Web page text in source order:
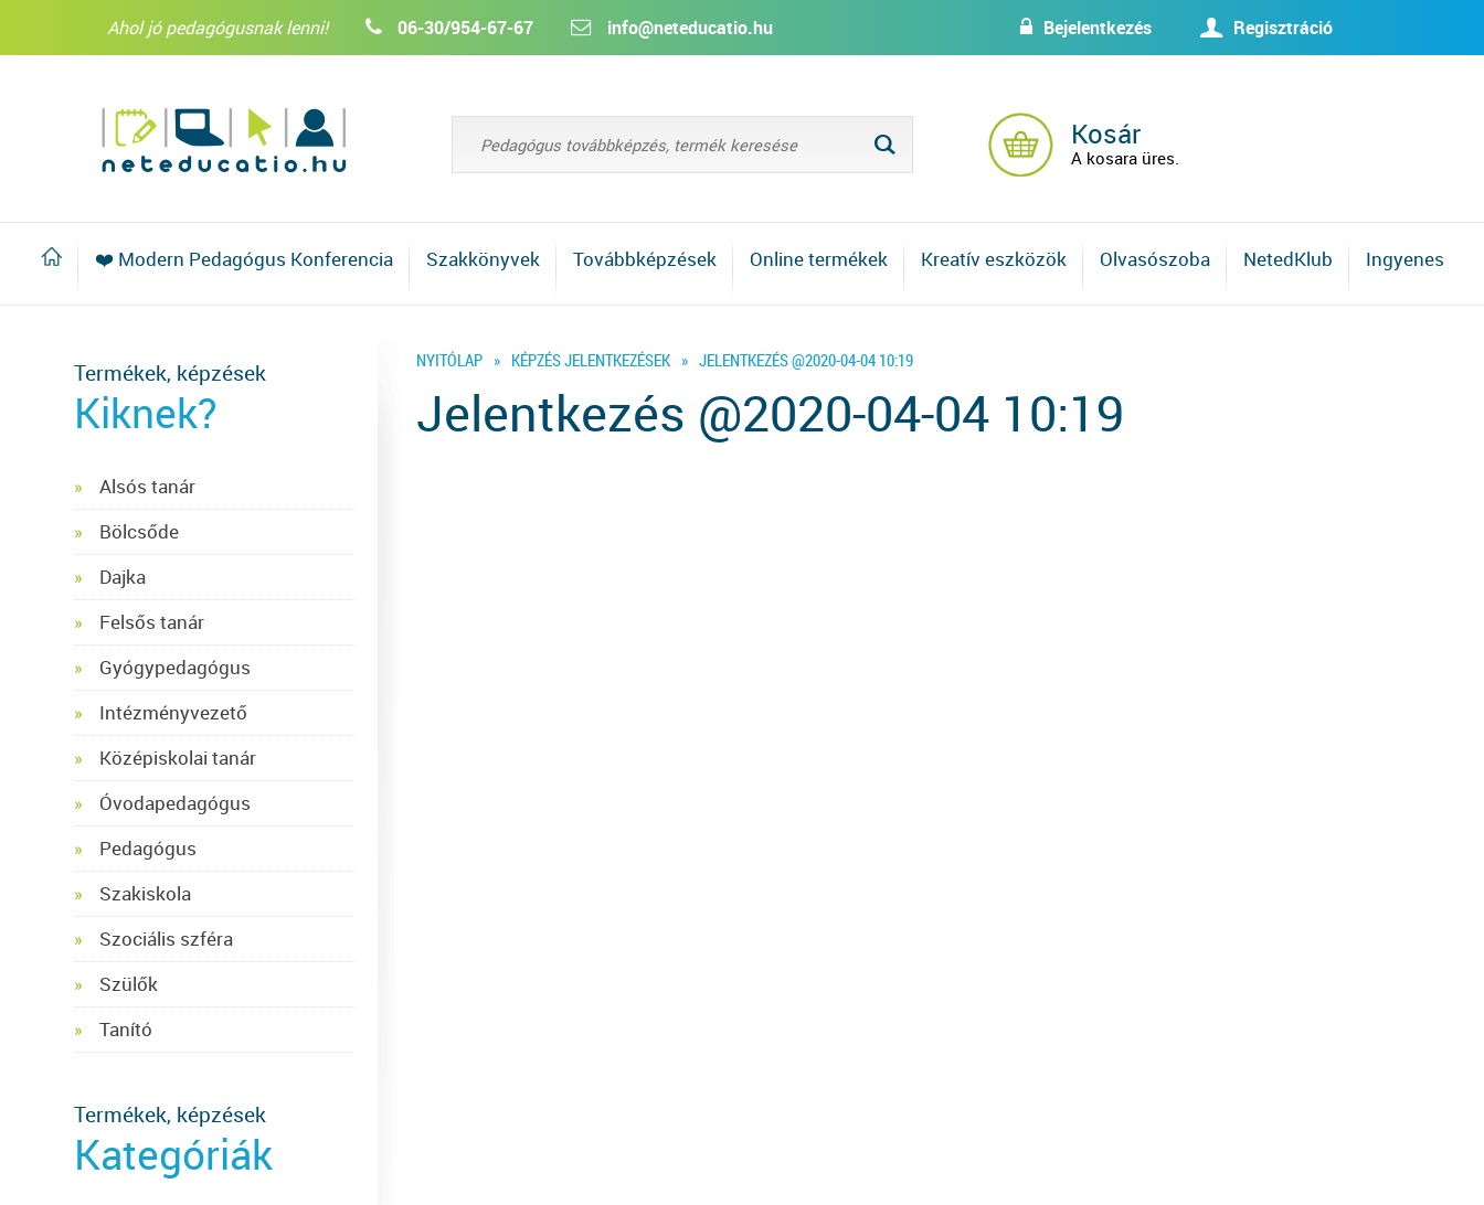
w Bejelentkezés U Regisztráció
Ahol jó pedagógusnak lenni! 06-30/954-67-67 info@neteducatio.hu
L Kosár
A kosara üres.
❤️ Modern Pedagógus Konferencia Szakkönyvek Továbbképzések Online termékek Kreatív eszközök Olvasószoba NetedKlub Ingyenes
NYITÓLAP » KÉPZÉS JELENTKEZÉSEK » JELENTKEZÉS @2020-04-04 10:19
Jelentkezés @2020-04-04 10:19
Termékek, képzések
Kiknek?
Alsós tanár
Bölcsőde
Dajka
Felsős tanár
Gyógypedagógus
Intézményvezető
Középiskolai tanár
Óvodapedagógus
Pedagógus
Szakiskola
Szociális szféra
Szülők
Tanító
Termékek, képzések
Kategóriák